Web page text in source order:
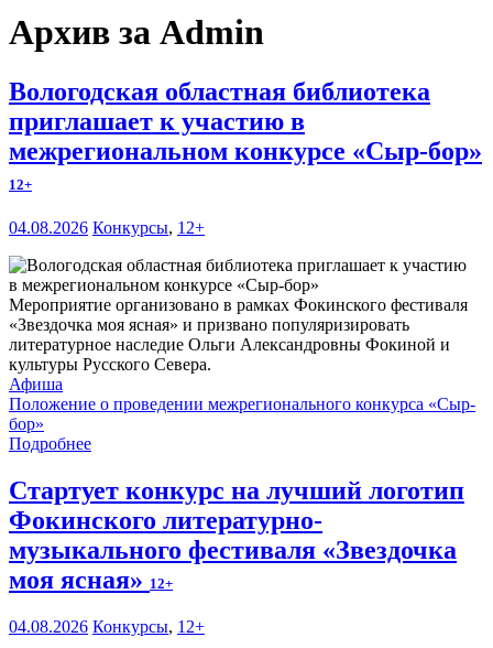
Архив за Admin
Вологодская областная библиотека
приглашает к участию в
межрегиональном конкурсе «Сыр-бор»
12+
04.08.2026 Конкурсы, 12+
Мероприятие организовано в рамках Фокинского фестиваля
«Звездочка моя ясная» и призвано популяризировать
литературное наследие Ольги Александровны Фокиной и
культуры Русского Севера.
Афиша
Положение о проведении межрегионального конкурса «Сыр-
бор»
Подробнее
Стартует конкурс на лучший логотип
Фокинского литературно-
музыкального фестиваля «Звездочка
моя ясная» 12+
04.08.2026 Конкурсы, 12+